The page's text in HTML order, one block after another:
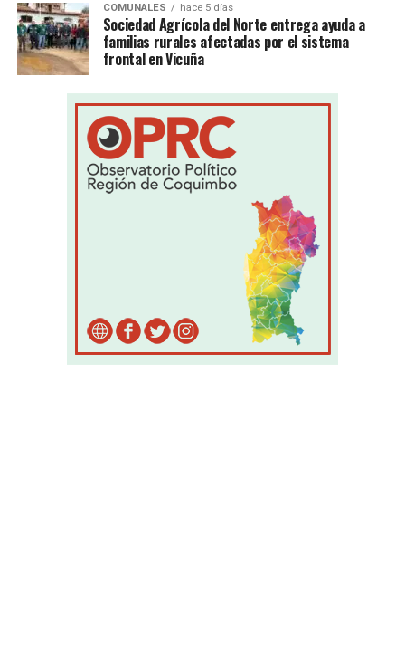
COMUNALES hace 5 días
Sociedad Agrícola del Norte entrega ayuda a
familias rurales afectadas por el sistema
frontal en Vicuña